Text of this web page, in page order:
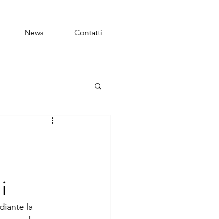
News Contatti
la